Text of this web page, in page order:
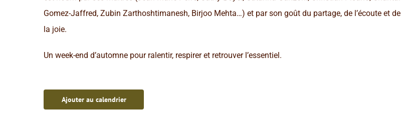
Gomez-Jaffred, Zubin Zarthoshtimanesh, Birjoo Mehta…) et par son goût du partage, de l’écoute et de
la joie.
Un week-end d’automne pour ralentir, respirer et retrouver l’essentiel.
Ajouter au calendrier